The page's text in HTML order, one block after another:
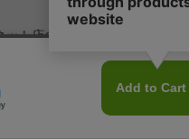
ト店の定休日は異なりますの
日については店舗紹介をご確認
プで完成車やパーツをお求めならUemura